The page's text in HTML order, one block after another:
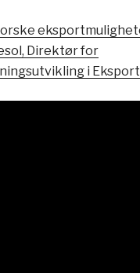
Direktør for
i